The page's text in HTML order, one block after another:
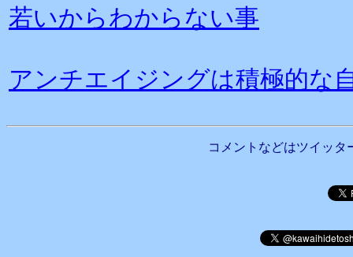
若いからわからない事
アンチエイジングは積極的な
コメントなどはツイッタ